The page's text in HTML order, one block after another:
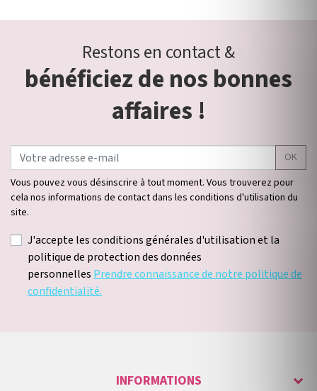
Restons en contact &
bénéficiez de nos bonnes
affaires !
OK
Vous pouvez vous désinscrire à tout moment. Vous trouverez pour
cela nos informations de contact dans les conditions d'utilisation du
site.
J'accepte les conditions générales d'utilisation et la
politique de protection des données
personnelles Prendre connaissance de notre politique de
confidentialité.
INFORMATIONS